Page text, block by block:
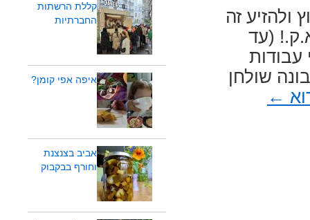
ולהזיע זה
(עד
עבודות
שולחן
←
קללת הרשתות
החברתיות
איפה אפי קומן?
אביב בצנצנת
וחורף בבקבוק